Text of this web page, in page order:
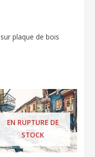
plaque de bois
EN RUPTURE DE
STOCK